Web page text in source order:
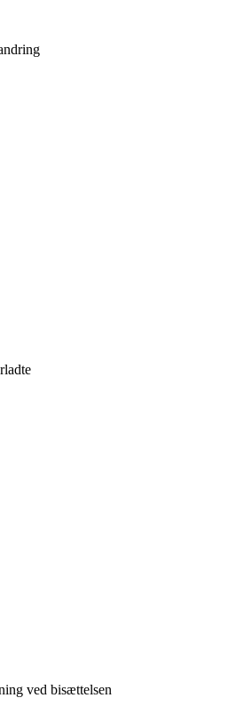
ved bisættelsen